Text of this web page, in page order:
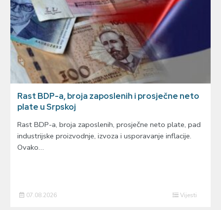
Rast BDP-a, broja zaposlenih i prosječne neto
plate u Srpskoj
Rast BDP-a, broja zaposlenih, prosječne neto plate, pad
industrijske proizvodnje, izvoza i usporavanje inflacije.
Ovako…
07.08.2026 Vijesti